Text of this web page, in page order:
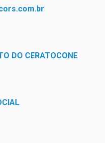
DO CERATOCONE